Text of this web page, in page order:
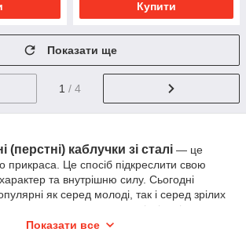
Купити
Показати ще
1 / 4
(перстні) каблучки зі сталі — це
прикраса. Це спосіб підкреслити свою
характер та внутрішню силу. Сьогодні
як серед молоді, так і серед зрілих
поєднують стиль, довговічність і
Показати все